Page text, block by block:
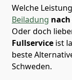
Welche
Beiladung nach
Oder doch
Fullservice ist
beste
Schweden.